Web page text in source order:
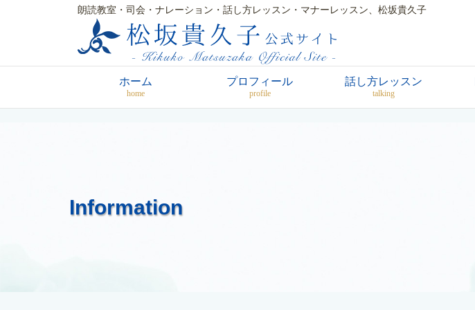
朗読教室・司会・ナレーション・話し方レッスン・マナーレッスン、松坂貴久子
ホーム
home
プロフィール
profile
話し方レッスン
talking
Information